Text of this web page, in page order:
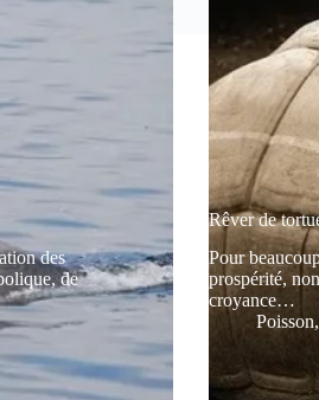
des
de
Rêver de
Pour
prospérité,
croyance…
Poisson,